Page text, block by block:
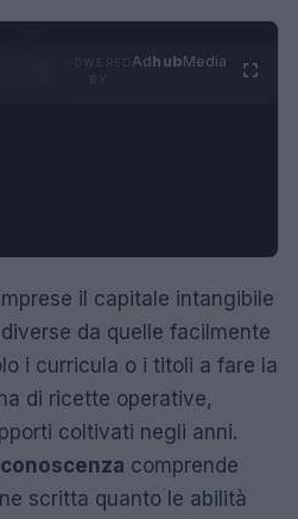
AdhubMedia
il capitale intangibile
da quelle facilmente
i curricula o i titoli a fare la
di ricette operative,
coltivati negli anni.
comprende
scritta quanto le abilità